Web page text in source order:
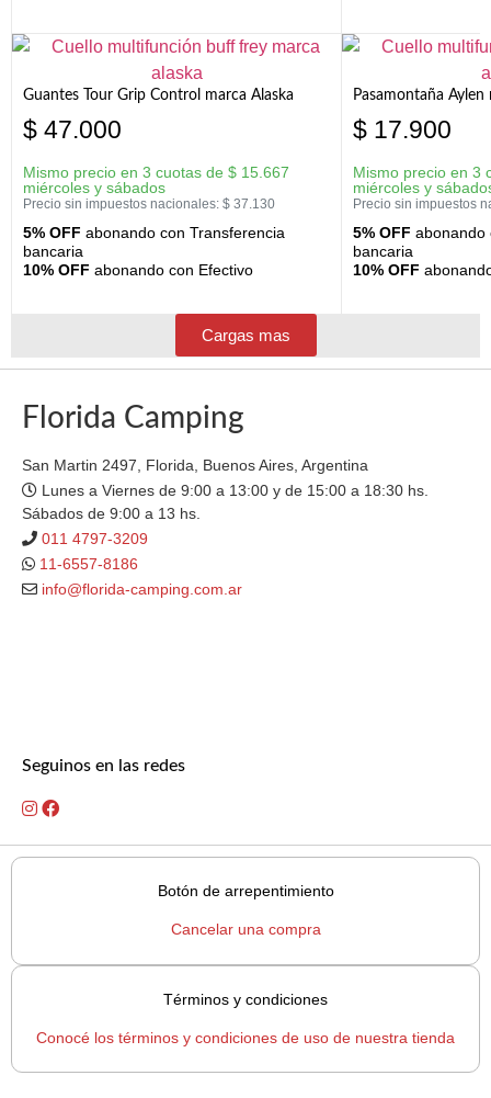
Guantes Tour Grip Control marca Alaska
$ 47.000
Mismo precio en 3 cuotas de $ 15.667
miércoles y sábados
Precio sin impuestos nacionales: $ 37.130
5% OFF abonando con Transferencia
bancaria
10% OFF abonando con Efectivo
Pasamontaña Aylen
$ 17.900
Mismo precio en 3
miércoles y
Precio sin impuestos
5% OFF abonando
bancaria
10% OFF
Cargas mas
Florida Camping
San Martin 2497, Florida, Buenos Aires, Argentina
Lunes a Viernes de 9:00 a 13:00 y de 15:00 a 18:30 hs.
Sábados de 9:00 a 13 hs.
011 4797-3209
11-6557-8186
info@florida-camping.com.ar
Seguinos en las redes
Botón de arrepentimiento
Cancelar una compra
Términos y condiciones
Conocé los términos y condiciones de uso de nuestra tienda